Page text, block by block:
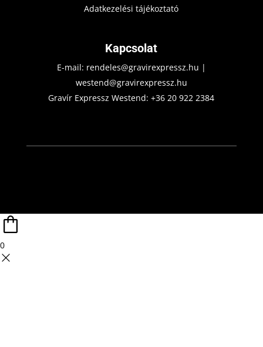
Adatkezelési tájékoztató
Kapcsolat
E-mail: rendeles@gravirexpressz.hu |
westend@gravirexpressz.hu
Gravír Expressz Westend:+36 20 922 2384
0